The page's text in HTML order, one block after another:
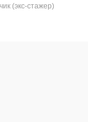
(экс-стажер)